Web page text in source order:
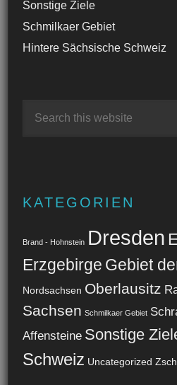
Sonstige Ziele
Schmilkaer Gebiet
Hintere Sächsische Schweiz
KATEGORIEN
Brand - Hohnstein Dresden
Erzgebirge Gebiet
Nordsachsen Oberlausitz
Sachsen Schmilkaer Gebiet
Affensteine Sonstige
Schweiz Uncategorized